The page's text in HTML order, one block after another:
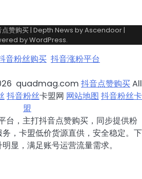
点赞购买| Depth News byAscendoor|
byWordPress.
音粉丝购买 抖音涨粉平台
quadmag.com 抖音点赞购买All
抖音粉丝卡盟网 网站地图 抖音粉丝卡
盟
台，主打抖音点赞购买，同步提供粉
，卡盟低价货源直供，安全稳定。下
显，满足账号运营流量需求。